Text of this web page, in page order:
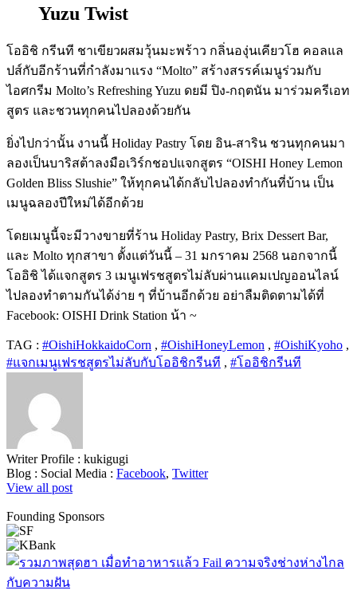
Yuzu Twist
โออิชิ กรีนที ชาเขียวผสมวุ้นมะพร้าว กลิ่นองุ่นเคียวโฮ คอลแล
ปส์กับอีกร้านที่กำลังมาแรง “Molto” สร้างสรรค์เมนูร่วมกับ
ไอศกรีม Molto’s Refreshing Yuzu ดยมี ปิง-กฤตนัน มาร่วมครีเอท
สูตร และชวนทุกคนไปลองด้วยกัน
ยิ่งไปกว่านั้น งานนี้ Holiday Pastry โดย อิน-สาริน ชวนทุกคนมา
ลองเป็นบาริสต้าลงมือเวิร์กชอปแจกสูตร “OISHI Honey Lemon
Golden Bliss Slushie” ให้ทุกคนได้กลับไปลองทำกันที่บ้าน เป็น
เมนูฉลองปีใหม่ได้อีกด้วย
โดยเมนูนี้จะมีวางขายที่ร้าน Holiday Pastry, Brix Dessert Bar,
และ Molto ทุกสาขา ตั้งแต่วันนี้ – 31 มกราคม 2568 นอกจากนี้
โออิชิ ได้แจกสูตร 3 เมนูเฟรชสูตรไม่ลับผ่านแคมเปญออนไลน์
ไปลองทำตามกันได้ง่าย ๆ ที่บ้านอีกด้วย อย่าลืมติดตามได้ที่
Facebook: OISHI Drink Station น้า ~
TAG : #OishiHokkaidoCorn , #OishiHoneyLemon , #OishiKyoho ,
#แจกเมนูเฟรชสูตรไม่ลับกับโออิชิกรีนที , #โออิชิกรีนที
Writer Profile : kukigugi
Blog : Social Media : Facebook, Twitter
View all post
Founding Sponsors